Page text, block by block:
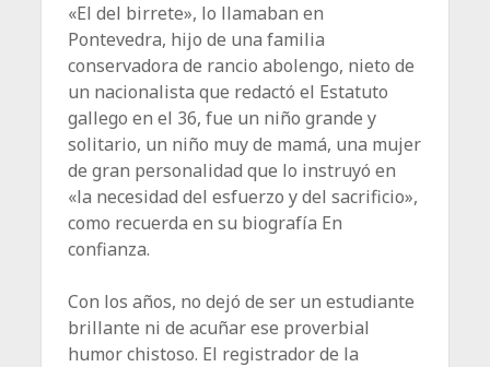
«El del birrete», lo llamaban en
Pontevedra, hijo de una familia
conservadora de rancio abolengo, nieto de
un nacionalista que redactó el Estatuto
gallego en el 36, fue un niño grande y
solitario, un niño muy de mamá, una mujer
de gran personalidad que lo instruyó en
«la necesidad del esfuerzo y del sacrificio»,
como recuerda en su biografía En
confianza.
Con los años, no dejó de ser un estudiante
brillante ni de acuñar ese proverbial
humor chistoso. El registrador de la